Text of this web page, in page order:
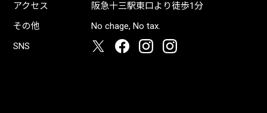
アクセス
阪急十三駅東口より徒歩1分
その他
No chage, No tax.
SNS